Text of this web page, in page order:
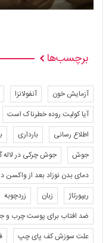
برچسب‌ها
آزمایش خون آنفولانزا
آیا کولیت روده خطرناک است
اطلاع رسانی
بارداری
جوش
جوش چرکی در
دمای بدن نوزاد بعد از واکسن
ریپورتاژ
زبان زردچوبه
ضد افتاب برای پوست چرب و
علت سوزش کف پای چپ